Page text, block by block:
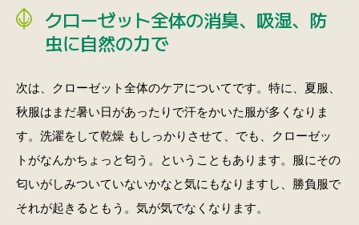
クローゼット全体の消臭、吸湿、防
虫に自然の力で
次は、クローゼット全体のケアについてです。特に、夏服、
秋服はまだ暑い日があったりで汗をかいた服が多くなりま
す。洗濯をして乾燥 もしっかりさせて、でも、クローゼッ
トがなんかちょっと匂う。ということもあります。服にその
匂いがしみついていないかなと気にもなりますし、勝負服で
それが起きるともう。気が気でなくなります。